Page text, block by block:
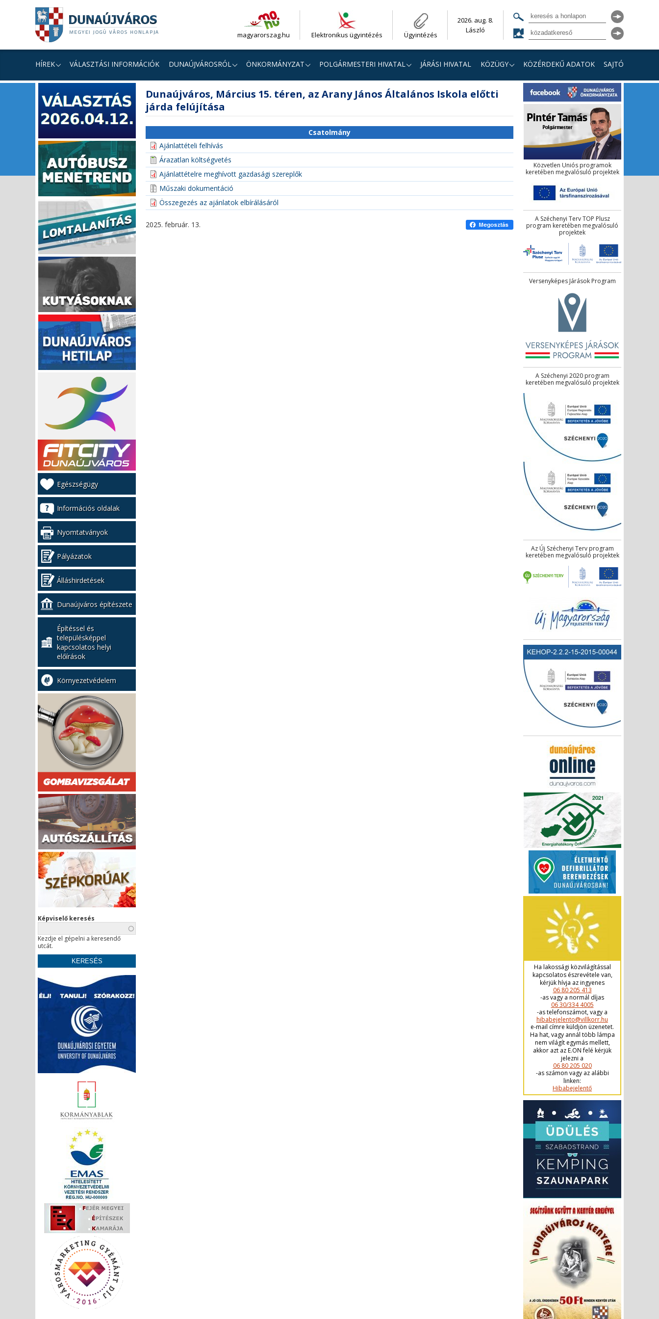
tartalomhoz
navigációhoz
kereséshez
magyarorszag.hu Elektronikus ügyintézés Ügyintézés
2026. aug. 8.
László
HÍREK VÁLASZTÁSI INFORMÁCIÓK DUNAÚJVÁROSRÓL ÖNKORMÁNYZAT POLGÁRMESTERI HIVATAL JÁRÁSI HIVATAL KÖZÜGY KÖZÉRDEKŰ ADATOK SAJTÓ
tartalom
Dunaújváros, Március 15. téren, az Arany János Általános Iskola előtti
járda felújítása
Csatolmány
Ajánlattételi felhívás
Árazatlan költségvetés
Ajánlattételre meghívott gazdasági szereplők
Műszaki dokumentáció
Összegezés az ajánlatok elbírálásáról
2025. február. 13.
Kiemelt
bal
menü
Egészségügy
Információs oldalak
Nyomtatványok
Pályázatok
Álláshirdetések
Dunaújváros építészete
Építéssel és
településképpel
kapcsolatos helyi
előírások
Környezetvédelem
Képviselő keresés
Kezdje el gépelni a keresendő
utcát.
Közvetlen Uniós programok
keretében megvalósuló projektek
A Széchenyi Terv TOP Plusz
program keretében megvalósuló
projektek
Versenyképes Járások Program
A Széchenyi 2020 program
keretében megvalósuló projektek
Az Új Széchenyi Terv program
keretében megvalósuló projektek
Ha lakossági közvilágítással
kapcsolatos észrevétele van,
kérjük hívja az ingyenes
06 80 205 413
-as vagy a normál díjas
06 30/334 4005
-as telefonszámot, vagy a
hibabejelento@villkorr.hu
e-mail címre küldjön üzenetet.
Ha hat, vagy annál több lámpa
nem világít egymás mellett,
akkor azt az E.ON felé kérjük
jelezni a
06 80 205 020
-as számon vagy az alábbi
linken:
Hibabejelentő